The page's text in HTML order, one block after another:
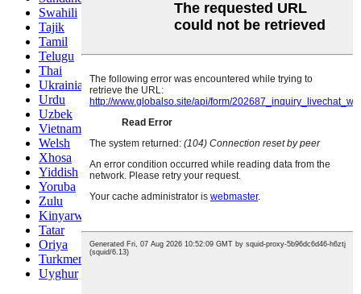
Swahili
Tajik
Tamil
Telugu
Thai
Ukrainian
Urdu
Uzbek
Vietnamese
Welsh
Xhosa
Yiddish
Yoruba
Zulu
Kinyarwanda
Tatar
Oriya
Turkmen
Uyghur